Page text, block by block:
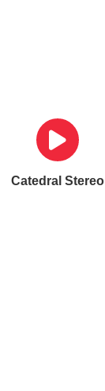
Catedral Stereo